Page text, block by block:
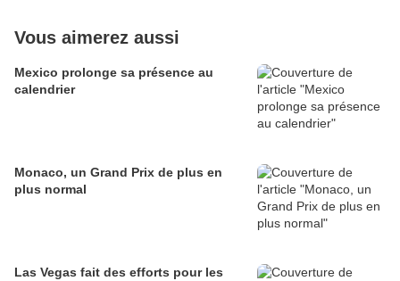
Vous aimerez aussi
Mexico prolonge sa présence au
calendrier
Monaco, un Grand Prix de plus en
plus normal
Las Vegas fait des efforts pour les